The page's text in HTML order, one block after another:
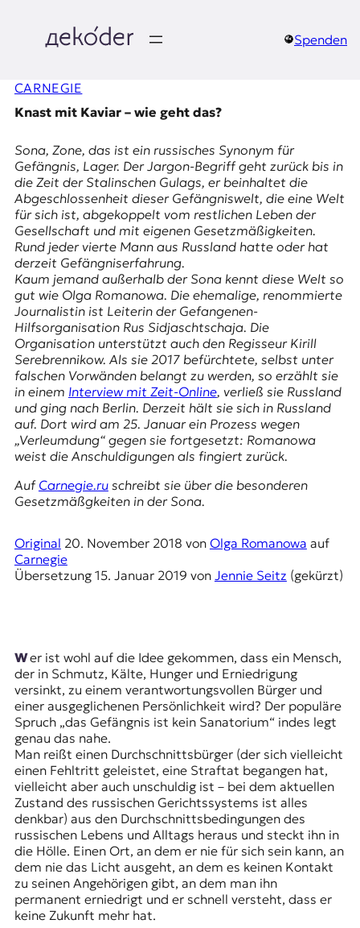
springen
e
k
o
d
e
r
|
D
E
K
O
D
E
W
J
o
u
r
n
a
l
i
s
m
u
s
u
n
d
M
Spenden
CARNEGIE
Knast mit Kaviar – wie geht das?
Sona, Zone, das ist ein russisches Synonym für
Gefängnis, Lager. Der Jargon-Begriff geht zurück bis in
die Zeit der Stalinschen Gulags, er beinhaltet die
Abgeschlossenheit dieser Gefängniswelt, die eine Welt
für sich ist, abgekoppelt vom restlichen Leben der
Gesellschaft und mit eigenen Gesetzmäßigkeiten.
Rund jeder vierte Mann aus Russland hatte oder hat
derzeit Gefängniserfahrung.
Kaum jemand außerhalb der Sona kennt diese Welt so
gut wie Olga Romanowa. Die ehemalige, renommierte
Journalistin ist Leiterin der Gefangenen-
Hilfsorganisation Rus Sidjaschtschaja. Die
Organisation unterstützt auch den Regisseur Kirill
Serebrennikow. Als sie 2017 befürchtete, selbst unter
falschen Vorwänden belangt zu werden, so erzählt sie
in einem Interview mit Zeit-Online, verließ sie Russland
und ging nach Berlin. Derzeit hält sie sich in Russland
auf. Dort wird am 25. Januar ein Prozess wegen
„Verleumdung“ gegen sie fortgesetzt: Romanowa
weist die Anschuldigungen als fingiert zurück.
Auf Carnegie.ruschreibt sie über die besonderen
Gesetzmäßgkeiten in der Sona.
Original 20. November 2018 von Olga Romanowa auf
Carnegie
Übersetzung 15. Januar 2019 von Jennie Seitz (gekürzt)
Wer ist wohl auf die Idee gekommen, dass ein Mensch,
der in Schmutz, Kälte, Hunger und Erniedrigung
versinkt, zu einem verantwortungsvollen Bürger und
einer ausgeglichenen Persönlichkeit wird? Der populäre
Spruch „das Gefängnis ist kein Sanatorium“ indes legt
genau das nahe.
Man reißt einen Durchschnittsbürger (der sich vielleicht
einen Fehltritt geleistet, eine Straftat begangen hat,
vielleicht aber auch unschuldig ist – bei dem aktuellen
Zustand des russischen Gerichtssystems ist alles
denkbar) aus den Durchschnittsbedingungen des
russischen Lebens und Alltags heraus und steckt ihn in
die Hölle. Einen Ort, an dem er nie für sich sein kann, an
dem nie das Licht ausgeht, an dem es keinen Kontakt
zu seinen Angehörigen gibt, an dem man ihn
permanent erniedrigt und er schnell versteht, dass er
keine Zukunft mehr hat.